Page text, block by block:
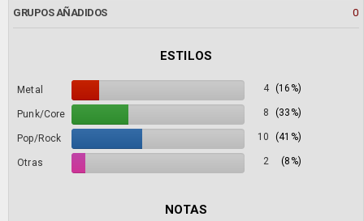
GRUPOS AÑADIDOS 0
ESTILOS
Metal 4 (16%)
Punk/Core 8 (33%)
Pop/Rock 10 (41%)
Otras 2 (8%)
NOTAS